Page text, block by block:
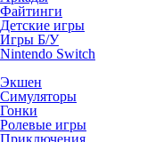
Файтинги
Детские игры
Игры Б/У
Nintendo Switch
Экшен
Симуляторы
Гонки
Ролевые игры
Приключения